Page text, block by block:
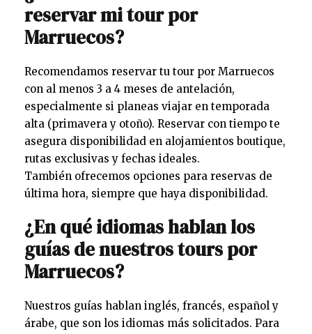
reservar mi tour por
Marruecos?
Recomendamos reservar tu tour por Marruecos
con al menos 3 a 4 meses de antelación,
especialmente si planeas viajar en temporada
alta (primavera y otoño). Reservar con tiempo te
asegura disponibilidad en alojamientos boutique,
rutas exclusivas y fechas ideales.
También ofrecemos opciones para reservas de
última hora, siempre que haya disponibilidad.
¿En qué idiomas hablan los
guías de nuestros tours por
Marruecos?
Nuestros guías hablan inglés, francés, español y
árabe, que son los idiomas más solicitados. Para